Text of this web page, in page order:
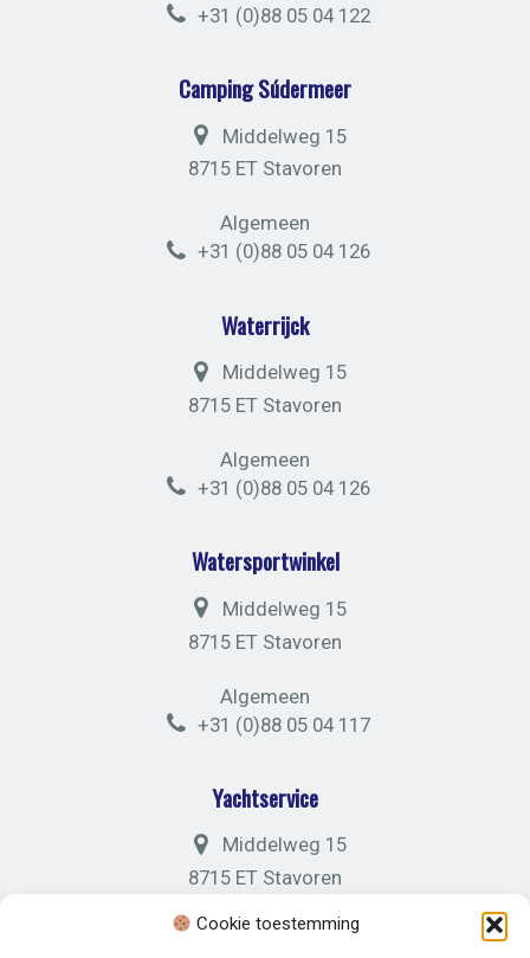
Cookie toestemming
+31 (0)88 05 04 122
Camping Súdermeer
Middelweg 15
8715 ET Stavoren
Algemeen
+31 (0)88 05 04 126
Waterrijck
Middelweg 15
8715 ET Stavoren
Algemeen
+31 (0)88 05 04 126
Watersportwinkel
Middelweg 15
8715 ET Stavoren
Algemeen
+31 (0)88 05 04 117
Yachtservice
Middelweg 15
8715 ET Stavoren
Algemeen